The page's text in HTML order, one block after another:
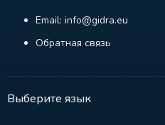
Email: info@gidra.eu
Обратная связь
Выберите язык